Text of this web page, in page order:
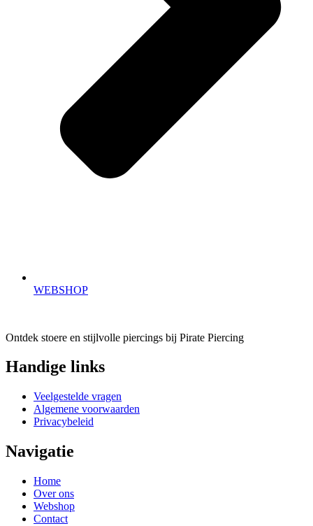
WEBSHOP
Ontdek stoere en stijlvolle piercings bij Pirate Piercing
Handige links
Veelgestelde vragen
Algemene voorwaarden
Privacybeleid
Navigatie
Home
Over ons
Webshop
Contact